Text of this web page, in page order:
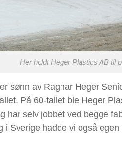
Her holdt Heger Plastics AB til
sønn av Ragnar Heger
På 60-tallet ble Heger
har selv jobbet ved begge
i Sverige hadde vi også